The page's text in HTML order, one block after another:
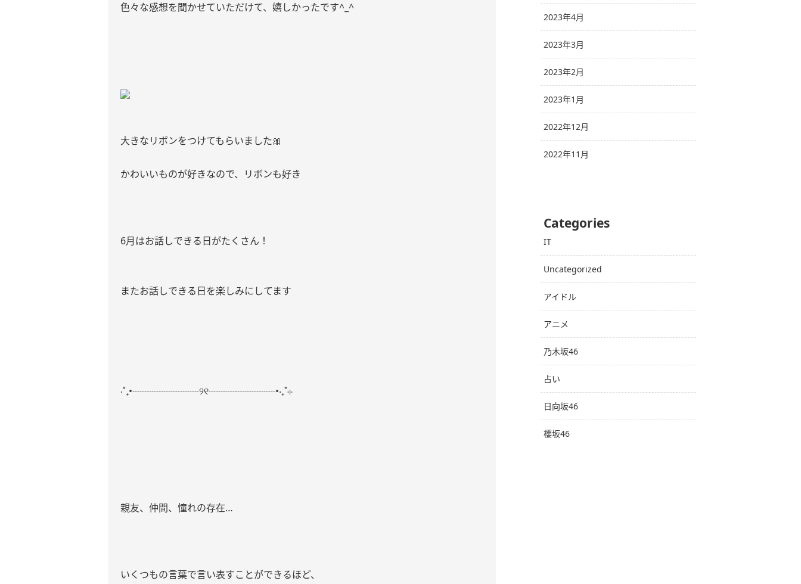
色々な感想を聞かせていただけて、嬉しかったです^_^
大きなリボンをつけてもらいました🎀
かわいいものが好きなので、リボンも好き
6月はお話しできる日がたくさん！
またお話しできる日を楽しみにしてます
‧˚₊•┈┈┈┈┈┈┈୨୧┈┈┈┈┈┈┈•‧₊˚⊹
親友、仲間、憧れの存在…
いくつもの言葉で言い表すことができるほど、
2023年4月
2023年3月
2023年2月
2023年1月
2022年12月
2022年11月
Categories
IT
Uncategorized
アイドル
アニメ
乃木坂46
占い
日向坂46
櫻坂46